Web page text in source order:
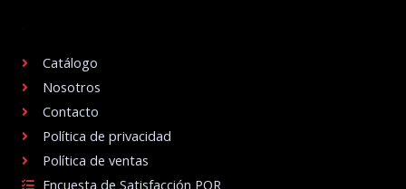
Catálogo
Nosotros
Contacto
Política de privacidad
Política de ventas
Encuesta de Satisfacción PQR